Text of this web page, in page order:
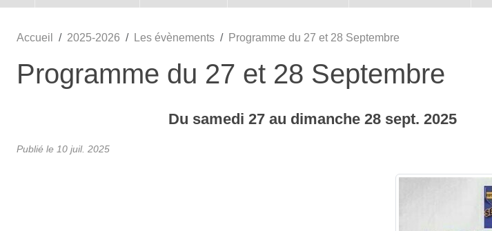
Accueil 2025-2026 Les évènements Programme du 27 et 28 Septembre
Programme du 27 et 28 Septembre
Du samedi27 au dimanche28 sept. 2025
Publié le 10 juil. 2025